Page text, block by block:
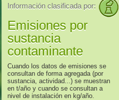
Información clasificada por:
Emisiones por
sustancia
contaminante
Cuando los datos de emisiones se
consultan de forma agregada (por
sustancia, actividad...) se muestran
en t/año y cuando se consultan a
nivel de instalación en kg/año.